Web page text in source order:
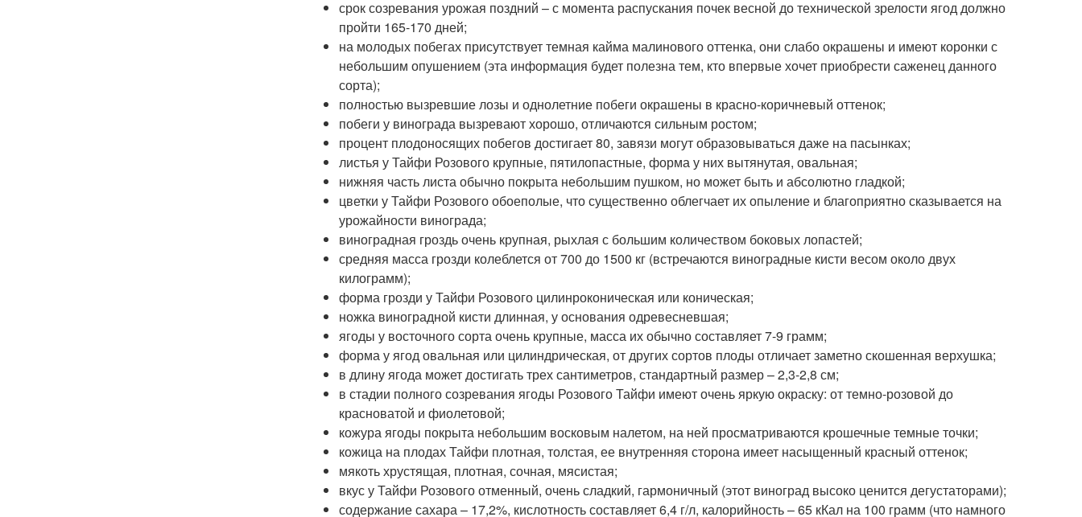
срок созревания урожая поздний – с момента распускания почек весной до технической зрелости ягод должно
пройти 165-170 дней;
на молодых побегах присутствует темная кайма малинового оттенка, они слабо окрашены и имеют коронки с
небольшим опушением (эта информация будет полезна тем, кто впервые хочет приобрести саженец данного
сорта);
полностью вызревшие лозы и однолетние побеги окрашены в красно-коричневый оттенок;
побеги у винограда вызревают хорошо, отличаются сильным ростом;
процент плодоносящих побегов достигает 80, завязи могут образовываться даже на пасынках;
листья у Тайфи Розового крупные, пятилопастные, форма у них вытянутая, овальная;
нижняя часть листа обычно покрыта небольшим пушком, но может быть и абсолютно гладкой;
цветки у Тайфи Розового обоеполые, что существенно облегчает их опыление и благоприятно сказывается на
урожайности винограда;
виноградная гроздь очень крупная, рыхлая с большим количеством боковых лопастей;
средняя масса грозди колеблется от 700 до 1500 кг (встречаются виноградные кисти весом около двух
килограмм);
форма грозди у Тайфи Розового цилинроконическая или коническая;
ножка виноградной кисти длинная, у основания одревесневшая;
ягоды у восточного сорта очень крупные, масса их обычно составляет 7-9 грамм;
форма у ягод овальная или цилиндрическая, от других сортов плоды отличает заметно скошенная верхушка;
в длину ягода может достигать трех сантиметров, стандартный размер – 2,3-2,8 см;
в стадии полного созревания ягоды Розового Тайфи имеют очень яркую окраску: от темно-розовой до
красноватой и фиолетовой;
кожура ягоды покрыта небольшим восковым налетом, на ней просматриваются крошечные темные точки;
кожица на плодах Тайфи плотная, толстая, ее внутренняя сторона имеет насыщенный красный оттенок;
мякоть хрустящая, плотная, сочная, мясистая;
вкус у Тайфи Розового отменный, очень сладкий, гармоничный (этот виноград высоко ценится дегустаторами);
содержание сахара – 17,2%, кислотность составляет 6,4 г/л, калорийность – 65 кКал на 100 грамм (что намного